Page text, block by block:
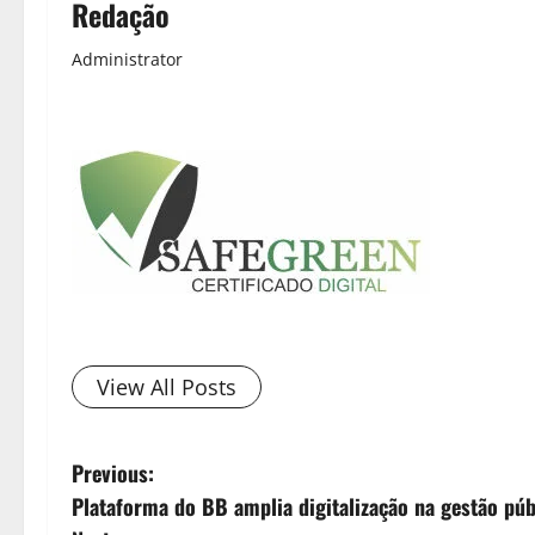
Redação
Administrator
View All Posts
Previous:
Plataforma do BB amplia digitalização na gestão